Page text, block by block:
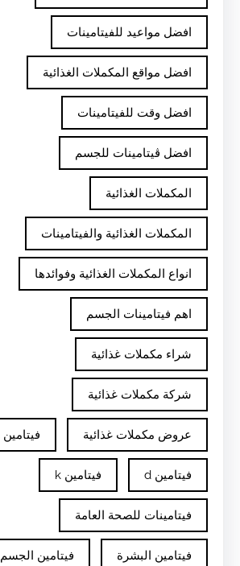
افضل مواعيد للفيتامينات
افضل مواقع المكملات الغذائية
افضل وقت للفيتامينات
افضل ڤيتامينات للجسم
المكملات الغذائية
المكملات الغذائية والفيتامينات
انواع المكملات الغذائية وفوائدها
اهم فيتامينات الجسم
شراء مكملات غذائية
شركة مكملات غذائية
عروض مكملات غذائية فيتامين c
فيتامين d فيتامين k
فيتامينات للصحة العامة
فيتامين البشرة فيتامين الجسم